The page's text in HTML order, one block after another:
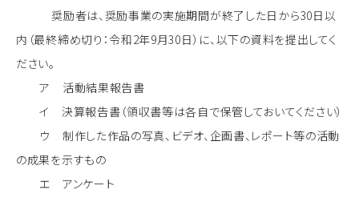
奨励者は、奨励事業の実施期間が終了した日から30日以
内（最終締め切り：令和2年9月30日）に、以下の資料を提出してく
ださい。
ア 活動結果報告書
イ 決算報告書（領収書等は各自で保管しておいてください）
ウ 制作した作品の写真、ビデオ、企画書、レポート等の活動
の成果を示すもの
エ アンケート